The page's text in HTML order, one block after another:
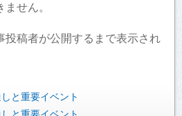
せん。
投稿者が公開するまで表示され
と重要イベント
と重要イベント